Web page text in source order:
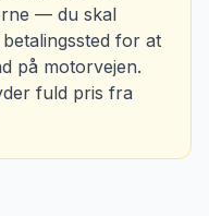
— du skal
for at
på motorvejen.
fuld pris fra